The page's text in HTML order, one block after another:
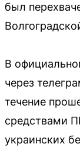
был
В
через
течение
средствами
украинских